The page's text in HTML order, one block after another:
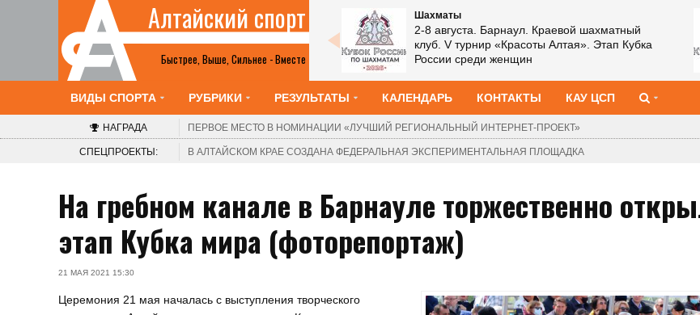
Быстрее, Выше, Сильнее - Вместе
Алтайский спорт
Все анонсы
Шахматы
2-8 августа. Барнаул. Краевой шахматный
клуб. V турнир «Красоты Алтая». Этап Кубка
России среди женщин
ВИДЫ СПОРТА РУБРИКИ РЕЗУЛЬТАТЫ КАЛЕНДАРЬ КОНТАКТЫ КАУ ЦСП
НАГРАДА ПЕРВОЕ МЕСТО В НОМИНАЦИИ «ЛУЧШИЙ РЕГИОНАЛЬНЫЙ ИНТЕРНЕТ-ПРОЕКТ»
СПЕЦПРОЕКТЫ: В АЛТАЙСКОМ КРАЕ СОЗДАНА ФЕДЕРАЛЬНАЯ ЭКСПЕРИМЕНТАЛЬНАЯ ПЛОЩАДКА
На гребном канале в Барнауле торжественно
этап Кубка мира (фоторепортаж)
21 МАЯ 2021 15:30
Церемония 21 мая началась с выступления творческого